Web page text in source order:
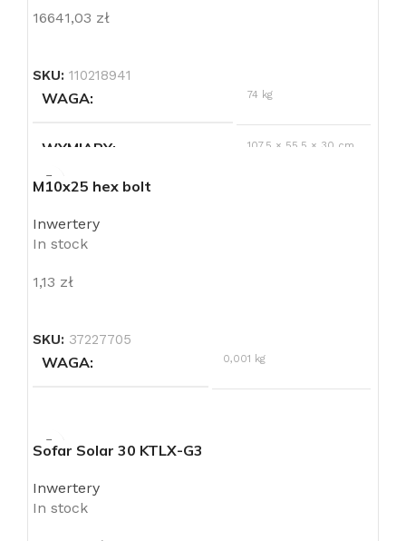
16641,03 zł
SKU: 110218941
WAGA 74 kg
WYMIARY 107,5 × 55,5 × 30 cm
ILOŚĆ MPPT
M10x25 hex bolt
Inwertery
In stock
1,13 zł
SKU: 37227705
WAGA 0,001 kg
Sofar Solar 30 KTLX-G3
Inwertery
In stock